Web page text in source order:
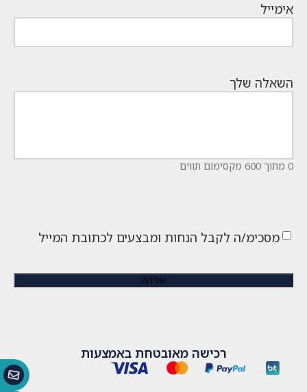
אימייל
השאלה שלך
0 מתוך 600 מקסימום תווים
מסכימ/ה לקבל הנחות ומבצעים לכתובת המייל
רכישה מאובטחת באמצעות